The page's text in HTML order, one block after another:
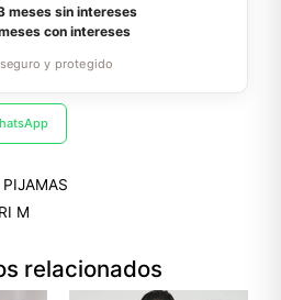
meses sin intereses
con intereses
y protegido
PIJAMAS
M
relacionados